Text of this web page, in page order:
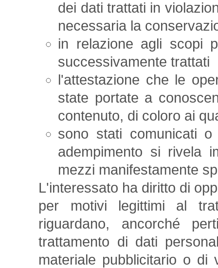
dei dati trattati in
necessaria la
in relazione agli scopi
successivamente trattati
l'attestazione che le
state portate a
contenuto, di coloro ai
sono stati comunicati
adempimento si rivela
mezzi manifestamente
L'interessato ha diritto di
per motivi legittimi al
riguardano, ancorché
trattamento di dati
materiale pubblicitario o